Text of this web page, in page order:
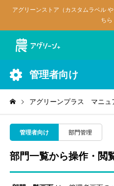
アグリーンストア（カスタムラベル
ちら
管理者向け
アグリーンプラス マニュ
管理者向け 部門管理
部門一覧から操作・閲